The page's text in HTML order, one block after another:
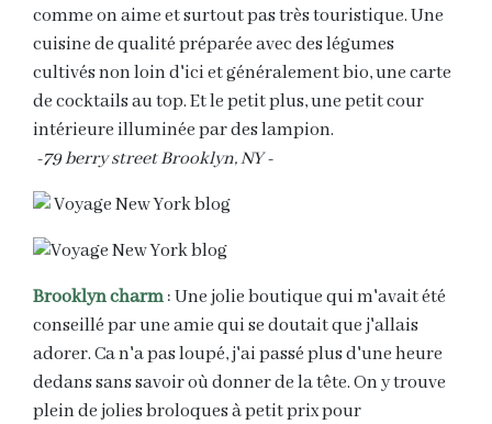
comme on aime et surtout pas très touristique. Une
cuisine de qualité préparée avec des légumes
cultivés non loin d'ici et généralement bio, une carte
de cocktails au top. Et le petit plus, une petit cour
intérieure illuminée par des lampion.
-79 berry street Brooklyn, NY -
Brooklyn charm: Une jolie boutique qui m'avait été
conseillé par une amie qui se doutait que j'allais
adorer. Ca n'a pas loupé, j'ai passé plus d'une heure
dedans sans savoir où donner de la tête. On y trouve
plein de jolies broloques à petit prix pour